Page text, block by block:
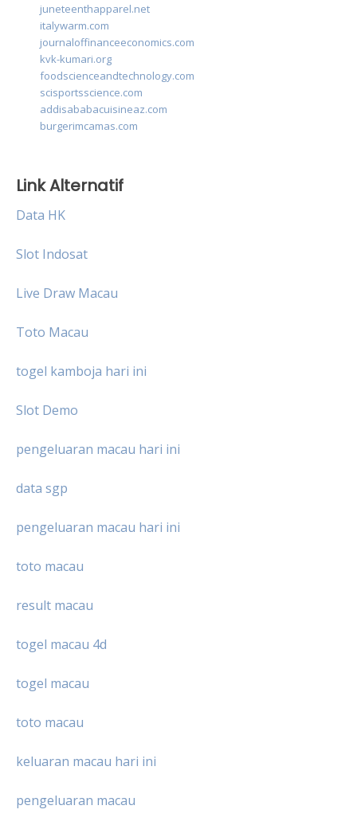
juneteenthapparel.net
italywarm.com
journaloffinanceeconomics.com
kvk-kumari.org
foodscienceandtechnology.com
scisportsscience.com
addisababacuisineaz.com
burgerimcamas.com
Link Alternatif
Data HK
Slot Indosat
Live Draw Macau
Toto Macau
togel kamboja hari ini
Slot Demo
pengeluaran macau hari ini
data sgp
pengeluaran macau hari ini
toto macau
result macau
togel macau 4d
togel macau
toto macau
keluaran macau hari ini
pengeluaran macau